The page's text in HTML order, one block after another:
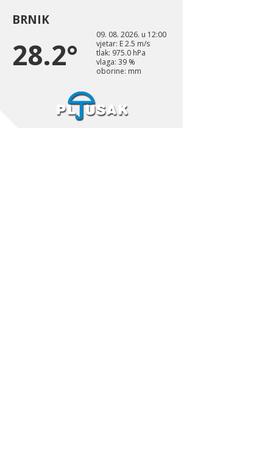
BRNIK
28.2°
09. 08. 2026. u 12:00
vjetar: E 2.5 m/s
tlak: 975.0 hPa
vlaga: 39 %
oborine: mm